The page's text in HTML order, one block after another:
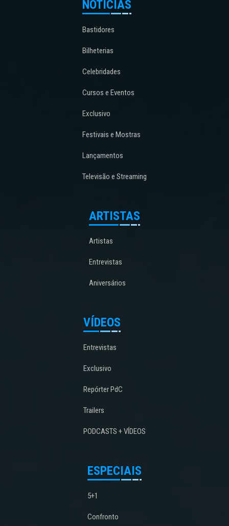
NOTÍCIAS
Bastidores
Bilheterias
Celebridades
Cursos e Eventos
Exclusivo
Festivais e Mostras
Lançamentos
Televisão e Streaming
ARTISTAS
Artistas
Entrevistas
Aniversários
VÍDEOS
Entrevistas
Exclusivo
Repórter PdC
Trailers
PODCASTS + VÍDEOS
ESPECIAIS
5+1
Confronto